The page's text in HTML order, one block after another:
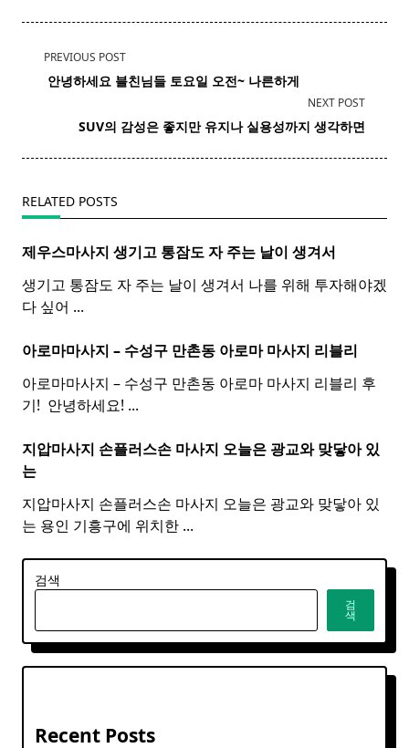
<span
class="nav-
text">Page</span>
PREVIOUS POST
​ 안녕하세요 블친님들 토요일 오전~ 나른하게
NEXT POST
SUV의 감성은 좋지만 유지나 실용성까지 생각하면
RELATED POSTS
제우스마사지 생기고 통잠도 자 주는 날이 생겨서
생기고 통잠도 자 주는 날이 생겨서 나를 위해 투자해야겠
다 싶어 ...
아로마마사지 – 수성구 만촌동 아로마 마사지 리블리
아로마마사지 – 수성구 만촌동 아로마 마사지 리블리 후
기! ​ 안녕하세요! ...
지압마사지 손플러스손 마사지 오늘은 광교와 맞닿아 있
는
지압마사지 손플러스손 마사지 오늘은 광교와 맞닿아 있
는 용인 기흥구에 위치한 ...
검색
검
색
Recent Posts